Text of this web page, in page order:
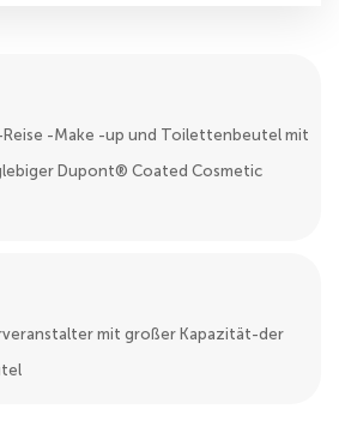
-Make -up und Toilettenbeutel mit
Dupont® Coated Cosmetic
mit großer Kapazität-der